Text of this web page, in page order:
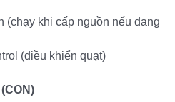
(chạy khi cấp nguồn nếu đang
(điều khiển quạt)